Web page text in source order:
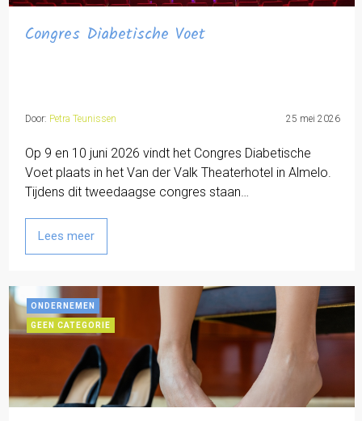
Congres Diabetische Voet
Door: Petra Teunissen 25 mei 2026
Op 9 en 10 juni 2026 vindt het Congres Diabetische
Voet plaats in het Van der Valk Theaterhotel in Almelo.
Tijdens dit tweedaagse congres staan…
Lees meer
ONDERNEMEN
GEEN CATEGORIE